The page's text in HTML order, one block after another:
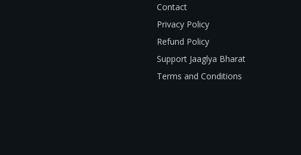
Contact
Privacy Policy
Refund Policy
Support Jaaglya Bharat
Terms and Conditions